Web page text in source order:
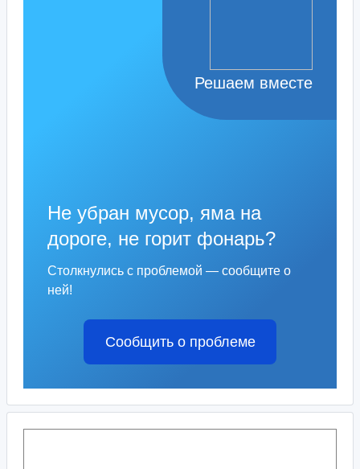
Решаем вместе
Не убран мусор, яма на
дороге, не горит фонарь?
Столкнулись с проблемой — сообщите о
ней!
Сообщить о проблеме